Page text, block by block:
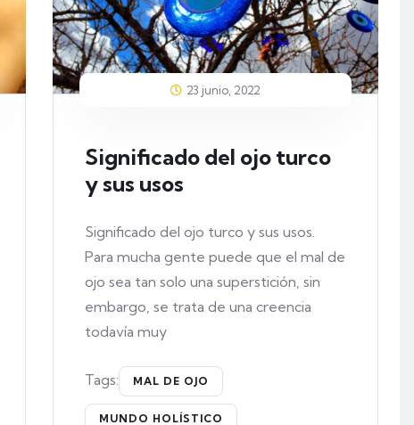
23 junio, 2022
Significado del ojo turco
y sus usos
Significado del ojo turco y sus usos.
Para mucha gente puede que el mal de
ojo sea tan solo una superstición, sin
embargo, se trata de una creencia
todavía muy
Tags: MAL DE OJO
MUNDO HOLÍSTICO